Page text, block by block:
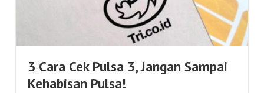
3 Cara Cek Pulsa 3, Jangan Sampai
Kehabisan Pulsa!